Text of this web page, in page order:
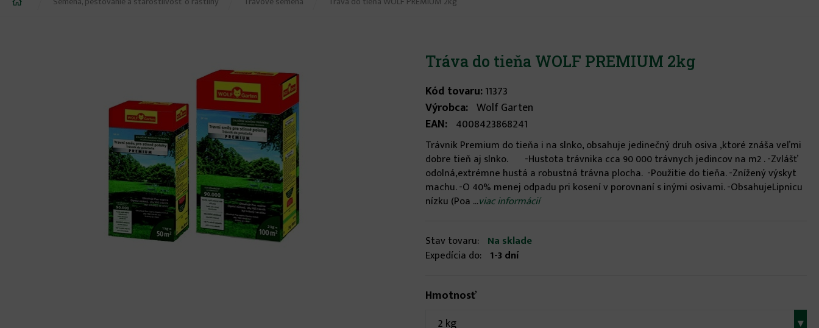
Tráva do tieňa WOLF PREMIUM 2kg
Kód tovaru:11373
Výrobca: Wolf Garten
EAN: 4008423868241
Trávnik Premium do tieňa i na slnko, obsahuje jedinečný druh osiva ,ktoré znáša veľmi
dobre tieň aj slnko. -Hustota trávnika cca 90 000 trávnych jedincov na m2 . -Zvlášť
odolná,extrémne hustá a robustná trávna plocha. -Použitie do tieňa. -Znížený výskyt
machu. -O 40% menej odpadu pri kosení v porovnaní s inými osivami. -ObsahujeLipnicu
nízku (Poa ...viac informácií
Stav tovaru: Na sklade
Expedícia do: 1-3 dní
Hmotnosť
2 kg
▾